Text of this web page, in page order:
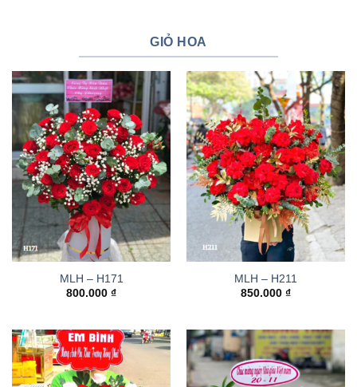
GIỎ HOA
MLH – H171
800.000 ₫
MLH – H211
850.000 ₫